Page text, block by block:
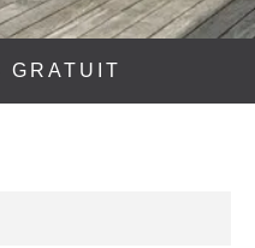
GRATUIT